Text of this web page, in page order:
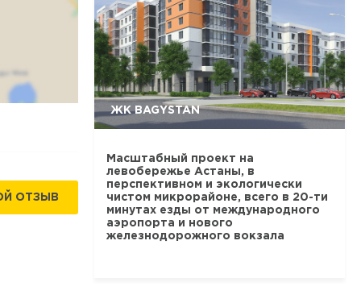
ОТЗЫВ
ЖК BAGYSTAN
Масштабный проект на
левобережье Астаны, в
перспективном и экологически
чистом микрорайоне, всего в 20-ти
минутах езды от международного
аэропорта и нового
железнодорожного вокзала